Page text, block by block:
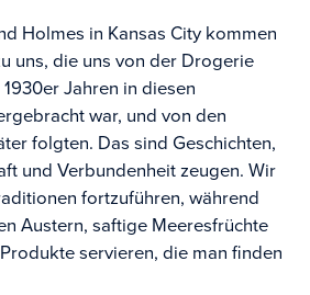
Holmes in Kansas City kommen
uns, die uns von der Drogerie
Jahren in diesen
war, und von den
folgten. Das sind Geschichten,
und Verbundenheit zeugen. Wir
fortzuführen, während
Austern, saftige Meeresfrüchte
servieren, die man finden